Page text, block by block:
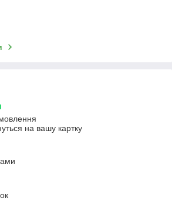
на вашу картку